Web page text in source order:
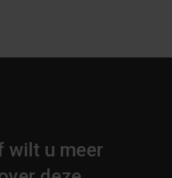
wilt u meer